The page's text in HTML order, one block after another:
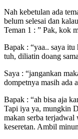
Nah kebetulan ada
belum selesai dan
Teman 1 : ” Pak, kok
Bapak : “yaa.. saya
tuh, diliatin doang
Saya : “jangankan
dompetnya masih ada
Bapak : “ah bisa aja
Tapi iya ya, mungkin
makan serba
keseretan. Ambil